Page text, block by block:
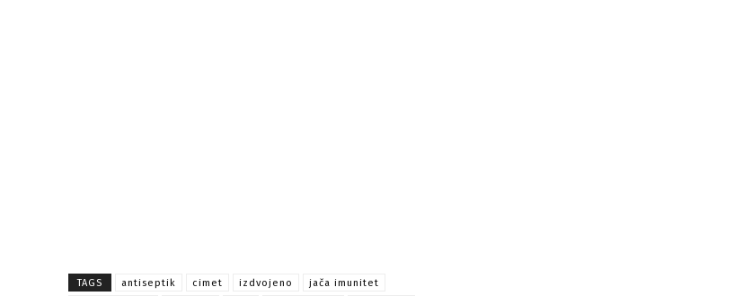
TAGS antiseptik cimet izdvojeno
jača imunitet